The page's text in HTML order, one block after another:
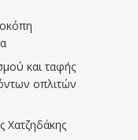
και ταφής
οπλιτών